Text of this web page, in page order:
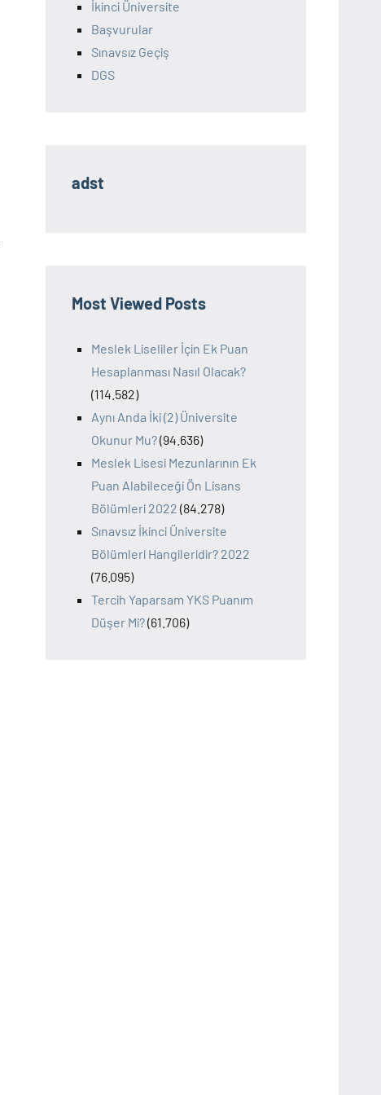
İkinci Üniversite
Başvurular
Sınavsız Geçiş
DGS
adst
Most Viewed Posts
Meslek Liseliler İçin Ek Puan
Hesaplanması Nasıl Olacak?
(114.582)
Aynı Anda İki (2) Üniversite
Okunur Mu?(94.636)
Meslek Lisesi Mezunlarının Ek
Puan Alabileceği Ön Lisans
Bölümleri 2022 (84.278)
Sınavsız İkinci Üniversite
Bölümleri Hangileridir? 2022
(76.095)
Tercih Yaparsam YKS Puanım
Düşer Mi?(61.706)